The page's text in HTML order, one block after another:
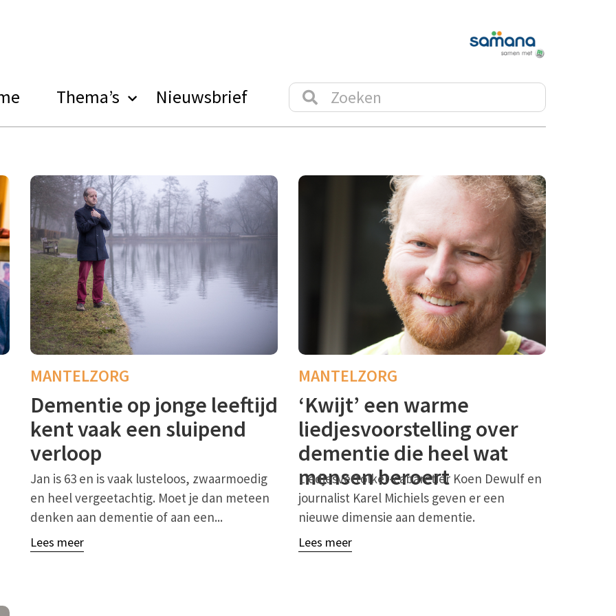
Thema’s Nieuwsbrief
MANTELZORG
Dementie op jonge leeftijd
kent vaak een sluipend
verloop
Jan is 63 en is vaak lusteloos, zwaarmoedig
en heel vergeetachtig. Moet je dan meteen
denken aan dementie of aan een...
Lees meer
MANTELZORG
‘Kwijt’ een warme
liedjesvoorstelling over
dementie die heel wat
mensen beroert
Liedjesvertolker-cabaretier Koen Dewulf en
journalist Karel Michiels geven er een
nieuwe dimensie aan dementie.
Lees meer